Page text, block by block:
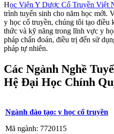
Học Viện Y Dược Cổ Truyền Việt
trình tuyển sinh cho năm học mới.
y học cổ truyền, chúng tôi tạo điều
thức và kỹ năng trong lĩnh vực y
pháp chẩn đoán, điều trị đến sử
pháp tự nhiên.
Các Ngành Nghề
Hệ Đại Học Chính
Ngành đào tạo: y học cổ truyền
Mã ngành: 7720115